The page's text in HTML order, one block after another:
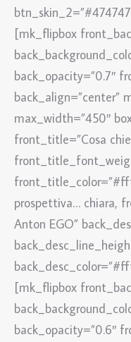
[mk_flipbox
back_opacity=”0.7″
back_align=”center”
max_width=”450″
front_title=”Cosa
prospettiva… chiara,
Anton EGO”
[mk_flipbox
back_opacity=”0.6″